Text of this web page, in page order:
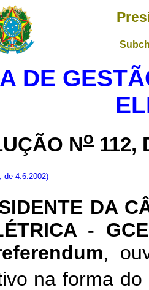
DE
No 112,
, de 4.6.2002)
DA
- GCE
,
na forma do